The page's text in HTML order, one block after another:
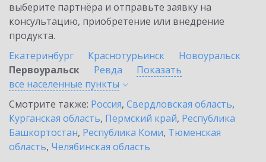
выберите партнёра и отправьте заявку на
консультацию, приобретение или внедрение
продукта.
Екатеринбург
Краснотурьинск
Новоуральск
Первоуральск
Ревда
Показать
все населенные пункты
Смотрите также: Россия, Свердловская область,
Курганская область, Пермский край, Республика
Башкортостан, Республика Коми, Тюменская
область, Челябинская область